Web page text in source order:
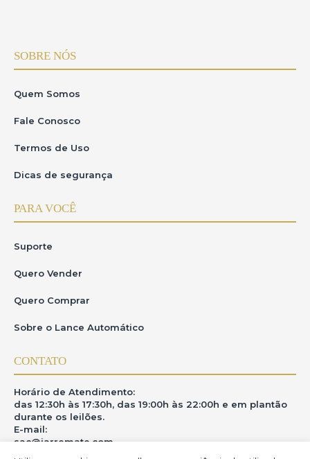
SOBRE NÓS
Quem Somos
Fale Conosco
Termos de Uso
Dicas de segurança
PARA VOCÊ
Suporte
Quero Vender
Quero Comprar
Sobre o Lance Automático
CONTATO
Horário de Atendimento:
das 12:30h às 17:30h, das 19:00h às 22:00h e em plantão
durante os leilões.
E-mail:
sac@iarremate.com